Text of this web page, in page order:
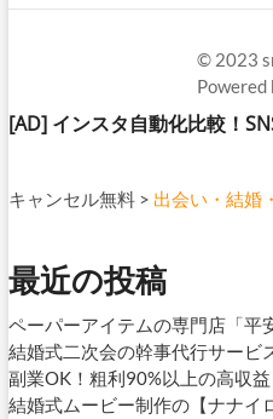
© 2023
Powered
[AD] インスタ自動化比較！
キャンセル無料> 出会い・結婚
最近の投稿
ペーパーアイテムの専門店「平
結婚式二次会の幹事代行サービ
副業OK！粗利90%以上の高収益
結婚式ムービー制作の【ナナイ